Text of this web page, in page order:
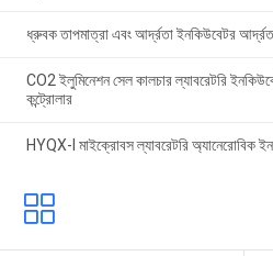
ধ্রুবক তাপমাত্রা এবং আর্দ্রতা ইনকিউবেটর আর্দ্রতা
CO2 ইলুমিনেশন সেল কালচার ল্যাবরেটরি
কন্ট্রোলার
HYQX-I মাইক্রোবস ল্যাবরেটরি অ্যানেরোবিক